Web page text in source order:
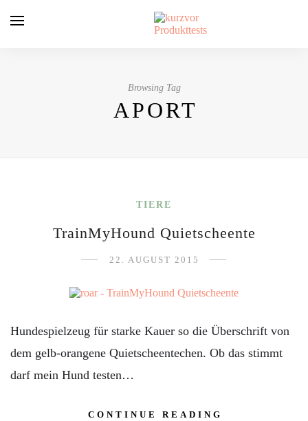
Browsing Tag
APORT
TIERE
TrainMyHound Quietscheente
22. AUGUST 2015
Hundespielzeug für starke Kauer so die Überschrift von
dem gelb-orangene Quietscheentechen. Ob das stimmt
darf mein Hund testen…
CONTINUE READING